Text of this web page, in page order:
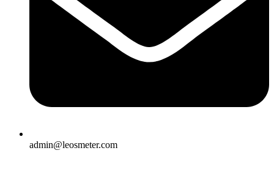
admin@leosmeter.com